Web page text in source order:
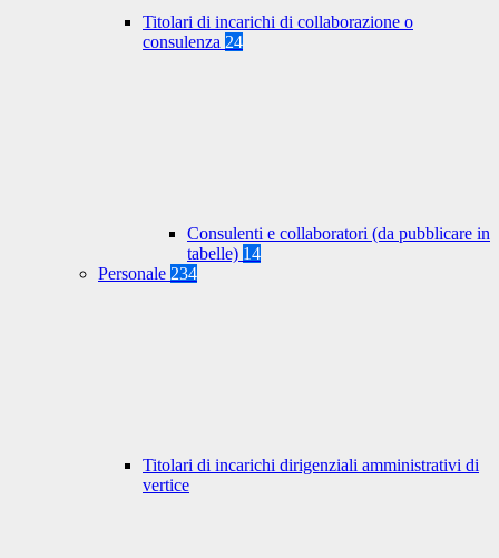
Titolari di incarichi di collaborazione o
consulenza 24
Consulenti e collaboratori (da pubblicare in
tabelle) 14
Personale 234
Titolari di incarichi dirigenziali amministrativi di
vertice